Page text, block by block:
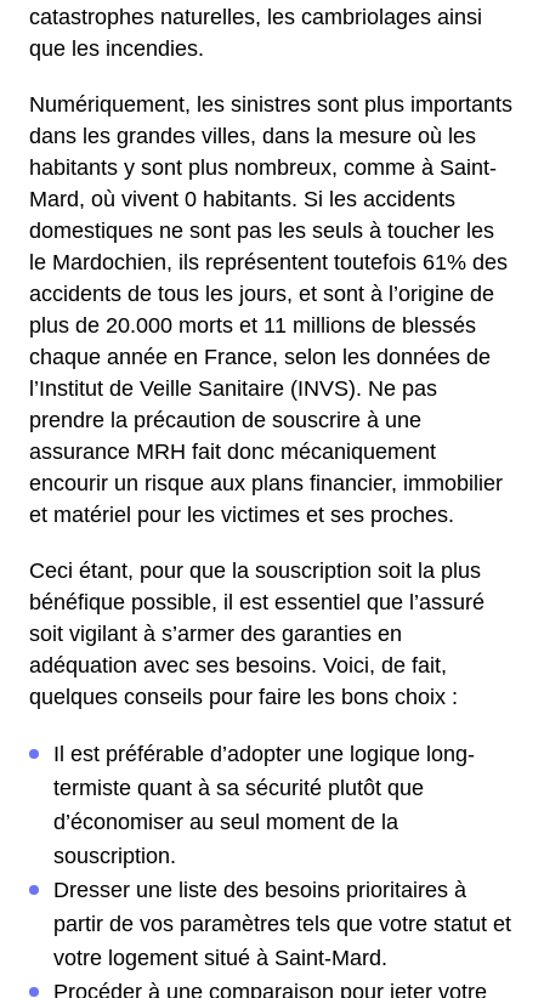
catastrophes naturelles, les cambriolages ainsi
que les incendies.
Numériquement, les sinistres sont plus importants
dans les grandes villes, dans la mesure où les
habitants y sont plus nombreux, comme à Saint-
Mard, où vivent 0 habitants. Si les accidents
domestiques ne sont pas les seuls à toucher les
le Mardochien, ils représentent toutefois 61% des
accidents de tous les jours, et sont à l’origine de
plus de 20.000 morts et 11 millions de blessés
chaque année en France, selon les données de
l’Institut de Veille Sanitaire (INVS). Ne pas
prendre la précaution de souscrire à une
assurance MRH fait donc mécaniquement
encourir un risque aux plans financier, immobilier
et matériel pour les victimes et ses proches.
Ceci étant, pour que la souscription soit la plus
bénéfique possible, il est essentiel que l’assuré
soit vigilant à s’armer des garanties en
adéquation avec ses besoins. Voici, de fait,
quelques conseils pour faire les bons choix :
Il est préférable d’adopter une logique long-
termiste quant à sa sécurité plutôt que
d’économiser au seul moment de la
souscription.
Dresser une liste des besoins prioritaires à
partir de vos paramètres tels que votre statut et
votre logement situé à Saint-Mard.
Procéder à une comparaison pour jeter votre